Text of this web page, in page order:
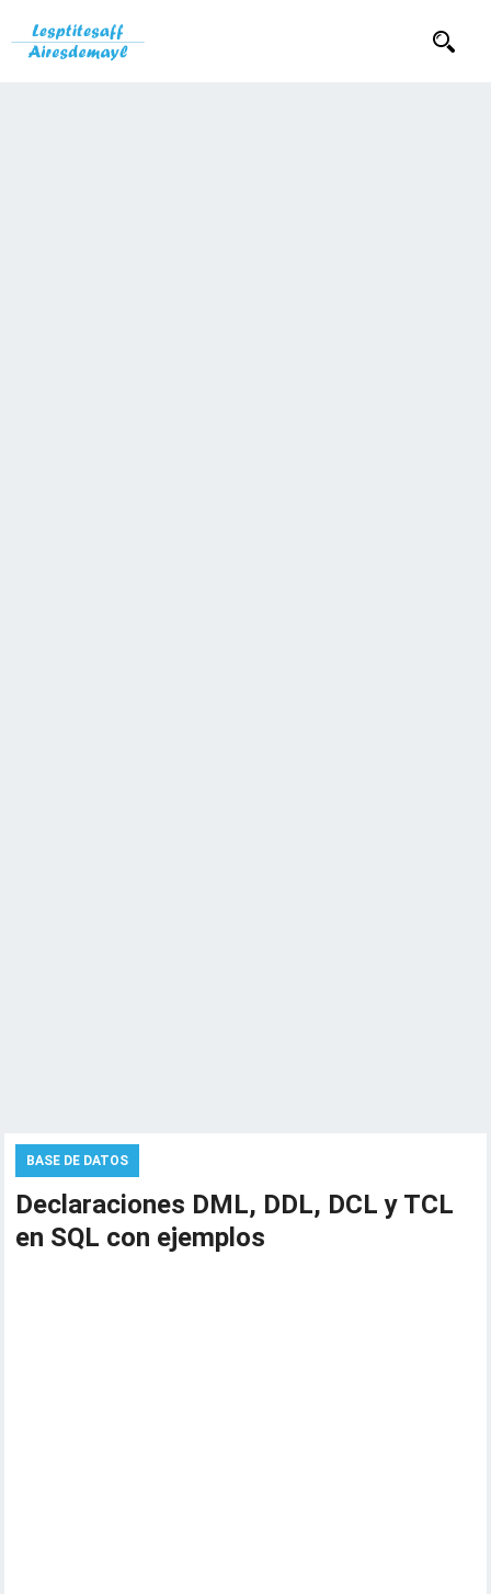
BASE DE DATOS
Declaraciones DML, DDL, DCL y TCL
en SQL con ejemplos